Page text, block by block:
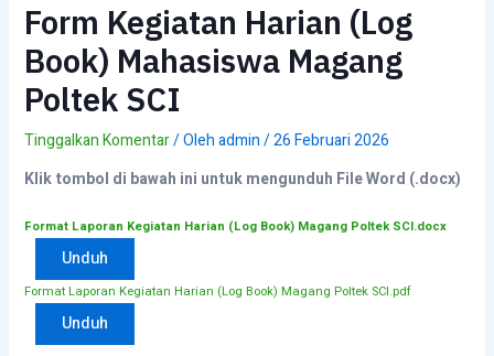
Form Kegiatan Harian (Log
Book) Mahasiswa Magang
Poltek SCI
Tinggalkan Komentar/ Olehadmin/26 Februari 2026
Klik tombol di bawah ini untuk mengunduh File Word (.docx)
Format Laporan Kegiatan Harian (Log Book) Magang Poltek SCI.docx
Unduh
Format Laporan Kegiatan Harian (Log Book) Magang Poltek SCI.pdf
Unduh